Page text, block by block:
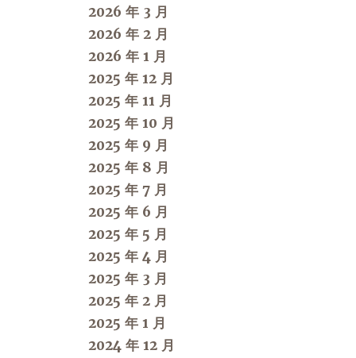
2026 年 3 月
2026 年 2 月
2026 年 1 月
2025 年 12 月
2025 年 11 月
2025 年 10 月
2025 年 9 月
2025 年 8 月
2025 年 7 月
2025 年 6 月
2025 年 5 月
2025 年 4 月
2025 年 3 月
2025 年 2 月
2025 年 1 月
2024 年 12 月